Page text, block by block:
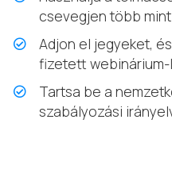
csevegjen több
Adjon el jegyeket,
fizetett
Tartsa be a
szabályozási